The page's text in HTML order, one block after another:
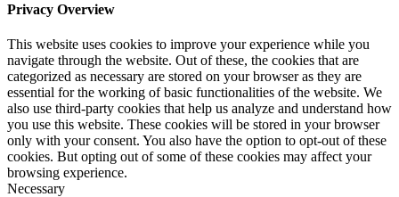
Privacy Overview
This website uses cookies to improve your experience while you
navigate through the website. Out of these, the cookies that are
categorized as necessary are stored on your browser as they are
essential for the working of basic functionalities of the website. We
also use third-party cookies that help us analyze and understand how
you use this website. These cookies will be stored in your browser
only with your consent. You also have the option to opt-out of these
cookies. But opting out of some of these cookies may affect your
browsing experience.
Necessary